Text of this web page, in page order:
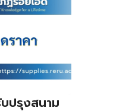
ปรุงสนาม